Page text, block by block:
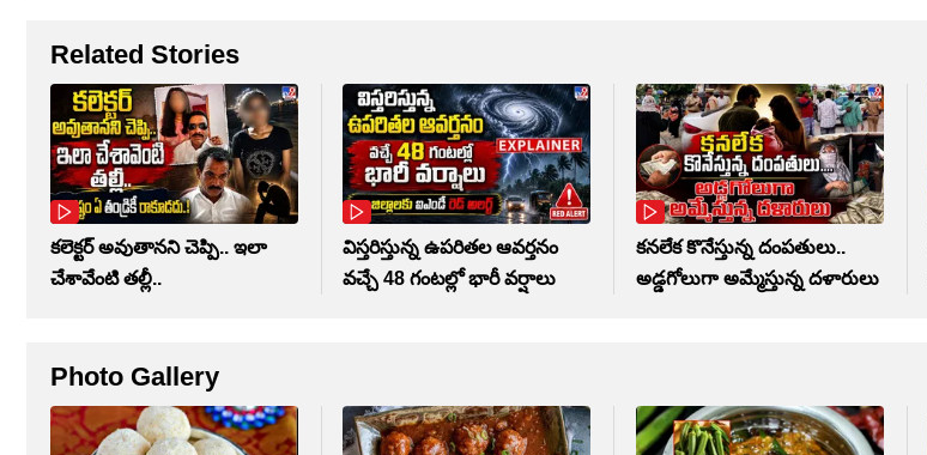
Related Stories
కలెక్టర్‌ అవుతానని చెప్పి.. ఇలా
చేశావేంటి తల్లీ..
విస్తరిస్తున్న ఉపరితల ఆవర్తనం
వచ్చే 48 గంటల్లో భారీ వర్షాలు
కనలేక కొనేస్తున్న దంపతులు..
అడ్డగోలుగా అమ్మేస్తున్న దళారులు
Photo Gallery